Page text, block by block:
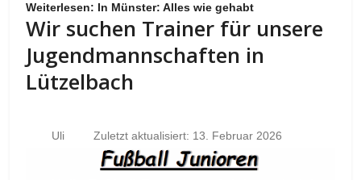
Weiterlesen: In Münster: Alles wie gehabt
Wir suchen Trainer für unsere
Jugendmannschaften in
Lützelbach
Uli Zuletzt aktualisiert: 13. Februar 2026